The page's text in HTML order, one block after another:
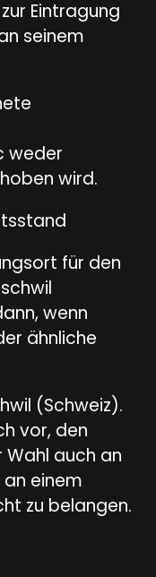
Eintragung
seinem
weder
wird.
für den
wenn
ähnliche
(Schweiz).
vor, den
auch an
einem
zu belangen.